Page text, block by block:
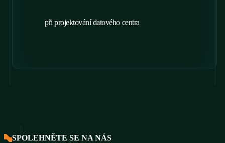
při projektování datového centra
SPOLEHNĚTE SE NA NÁS